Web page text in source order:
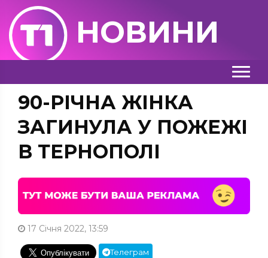
НОВИНИ
90-РІЧНА ЖІНКА
ЗАГИНУЛА У ПОЖЕЖІ
В ТЕРНОПОЛІ
17 Січня 2022, 13:59
Телеграм